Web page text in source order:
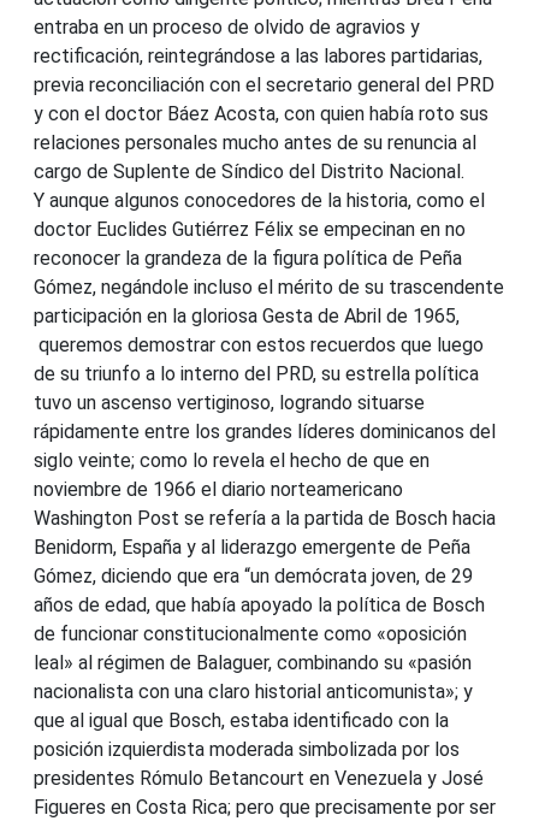
entraba en un proceso de olvido de agravios y
rectificación, reintegrándose a las labores partidarias,
previa reconciliación con el secretario general del PRD
y con el doctor Báez Acosta, con quien había roto sus
relaciones personales mucho antes de su renuncia al
cargo de Suplente de Síndico del Distrito Nacional.
Y aunque algunos conocedores de la historia, como el
doctor Euclides Gutiérrez Félix se empecinan en no
reconocer la grandeza de la figura política de Peña
Gómez, negándole incluso el mérito de su trascendente
participación en la gloriosa Gesta de Abril de 1965,
queremos demostrar con estos recuerdos que luego
de su triunfo a lo interno del PRD, su estrella política
tuvo un ascenso vertiginoso, logrando situarse
rápidamente entre los grandes líderes dominicanos del
siglo veinte; como lo revela el hecho de que en
noviembre de 1966 el diario norteamericano
Washington Post se refería a la partida de Bosch hacia
Benidorm, España y al liderazgo emergente de Peña
Gómez, diciendo que era “un demócrata joven, de 29
años de edad, que había apoyado la política de Bosch
de funcionar constitucionalmente como «oposición
leal» al régimen de Balaguer, combinando su «pasión
nacionalista con una claro historial anticomunista»; y
que al igual que Bosch, estaba identificado con la
posición izquierdista moderada simbolizada por los
presidentes Rómulo Betancourt en Venezuela y José
Figueres en Costa Rica; pero que precisamente por ser